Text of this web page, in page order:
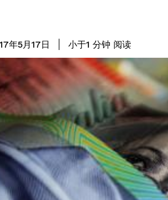
年5月17日 小于1 分钟 阅读